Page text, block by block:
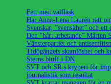
Fett med valfläsk
Har Anna-Lena Laurén rätt
Svenskar, ”svenskhet” och ett
Den ”hårt arbetande” Mårten
Vänsterpartiet och
Tidögängets skamlöshet och
Sterns bluff i DN
SVT och SR:s kryperi för
journalistik som resultat